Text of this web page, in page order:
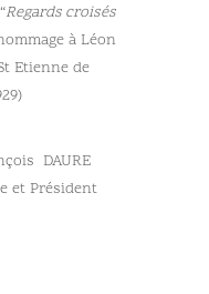
Regards croisés
à Léon
Etienne de
DAURE
et Président